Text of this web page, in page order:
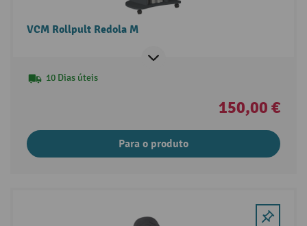
VCM Rollpult Redola M
10 Dias úteis
150,00 €
Para o produto